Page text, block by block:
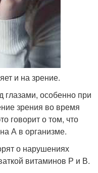
и на зрение.
глазами, особенно при
зрения во время
говорит о том, что
А в организме.
о нарушениях
витаминов Р и В.